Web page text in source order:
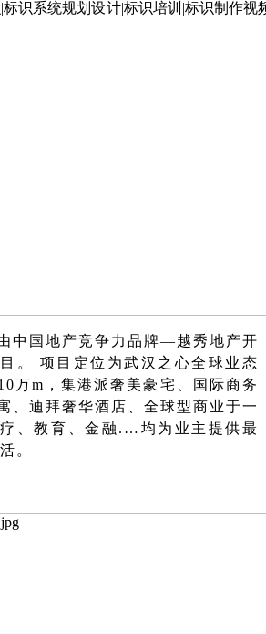
中国地产竞争力品牌—越秀地产开
。 项目定位为武汉之心全球业态
万m，集港派奢美豪宅、国际商务
、迪拜奢华酒店、全球型商业于一
、教育、金融.…均为业主提供最
。